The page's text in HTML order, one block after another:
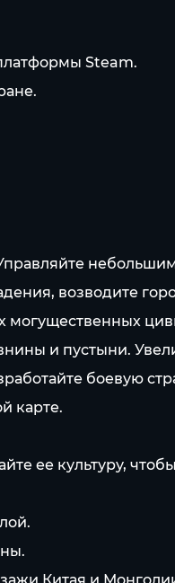
Steam.
возводите
могущественных
и пустыни.
боевую
карте.
ее культуру,